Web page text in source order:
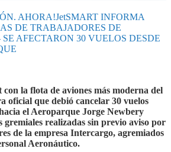
AHORA!JetSMART INFORMA
DE TRABAJADORES DE
AFECTARON 30 VUELOS DESDE
la flota de aviones más moderna del
oficial que debió cancelar 30 vuelos
el Aeroparque Jorge Newbery
gremiales realizadas sin previo aviso por
de la empresa Intercargo, agremiados
Aeronáutico.